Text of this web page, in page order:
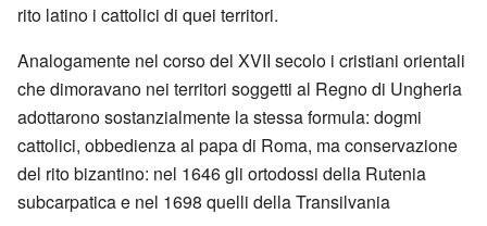
rito latino i cattolici di quei territori.
Analogamente nel corso del XVII secolo i cristiani orientali
che dimoravano nei territori soggetti al Regno di Ungheria
adottarono sostanzialmente la stessa formula: dogmi
cattolici, obbedienza al papa di Roma, ma conservazione
del rito bizantino: nel 1646 gli ortodossi della Rutenia
subcarpatica e nel 1698 quelli della Transilvania